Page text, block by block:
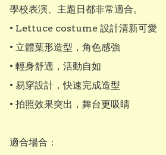
學校表演、主題日都非常適合。
• Lettuce costume 設計清新可愛
• 立體葉形造型，角色感強
• 輕身舒適，活動自如
• 易穿設計，快速完成造型
• 拍照效果突出，舞台更吸睛
適合場合：